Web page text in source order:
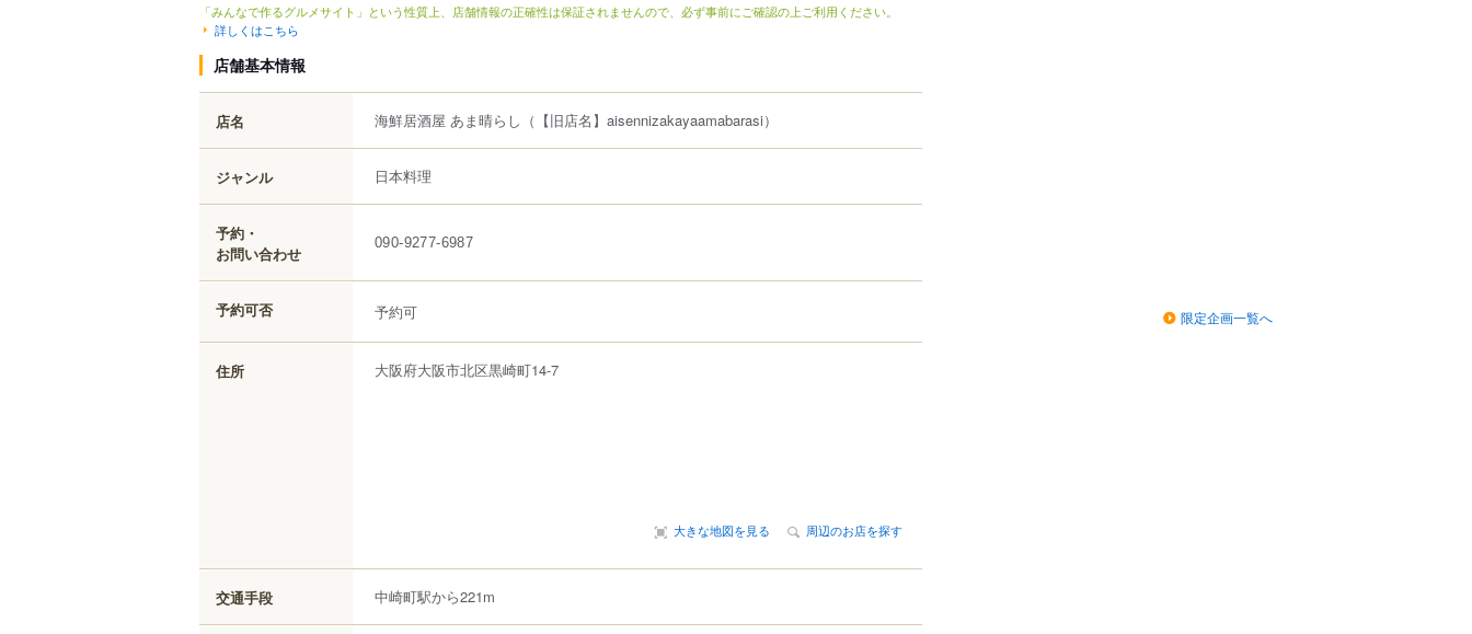
「みんなで作るグルメサイト」という性質上、店舗情報の正確性は保証されませんので、必ず事前にご確認の上ご利用ください。
詳しくはこちら
店舗基本情報
店名 海鮮居酒屋 あま晴らし （【旧店名】aisennizakayaamabarasi）
ジャンル 日本料理
予約・
お問い合わせ
090-9277-6987
予約可否 予約可
住所 大阪府大阪市北区黒崎町14-7
大きな地図を見る 周辺のお店を探す
交通手段 中崎町駅から221m
限定企画一覧へ